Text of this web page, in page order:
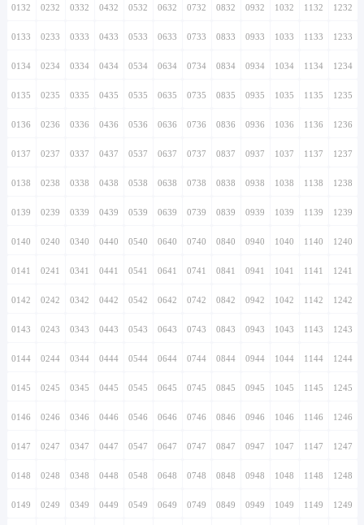
0132 0232 0332 0432 0532 0632 0732 0832 0932 1032 1132 1232
0133 0233 0333 0433 0533 0633 0733 0833 0933 1033 1133 1233
0134 0234 0334 0434 0534 0634 0734 0834 0934 1034 1134 1234
0135 0235 0335 0435 0535 0635 0735 0835 0935 1035 1135 1235
0136 0236 0336 0436 0536 0636 0736 0836 0936 1036 1136 1236
0137 0237 0337 0437 0537 0637 0737 0837 0937 1037 1137 1237
0138 0238 0338 0438 0538 0638 0738 0838 0938 1038 1138 1238
0139 0239 0339 0439 0539 0639 0739 0839 0939 1039 1139 1239
0140 0240 0340 0440 0540 0640 0740 0840 0940 1040 1140 1240
0141 0241 0341 0441 0541 0641 0741 0841 0941 1041 1141 1241
0142 0242 0342 0442 0542 0642 0742 0842 0942 1042 1142 1242
0143 0243 0343 0443 0543 0643 0743 0843 0943 1043 1143 1243
0144 0244 0344 0444 0544 0644 0744 0844 0944 1044 1144 1244
0145 0245 0345 0445 0545 0645 0745 0845 0945 1045 1145 1245
0146 0246 0346 0446 0546 0646 0746 0846 0946 1046 1146 1246
0147 0247 0347 0447 0547 0647 0747 0847 0947 1047 1147 1247
0148 0248 0348 0448 0548 0648 0748 0848 0948 1048 1148 1248
0149 0249 0349 0449 0549 0649 0749 0849 0949 1049 1149 1249